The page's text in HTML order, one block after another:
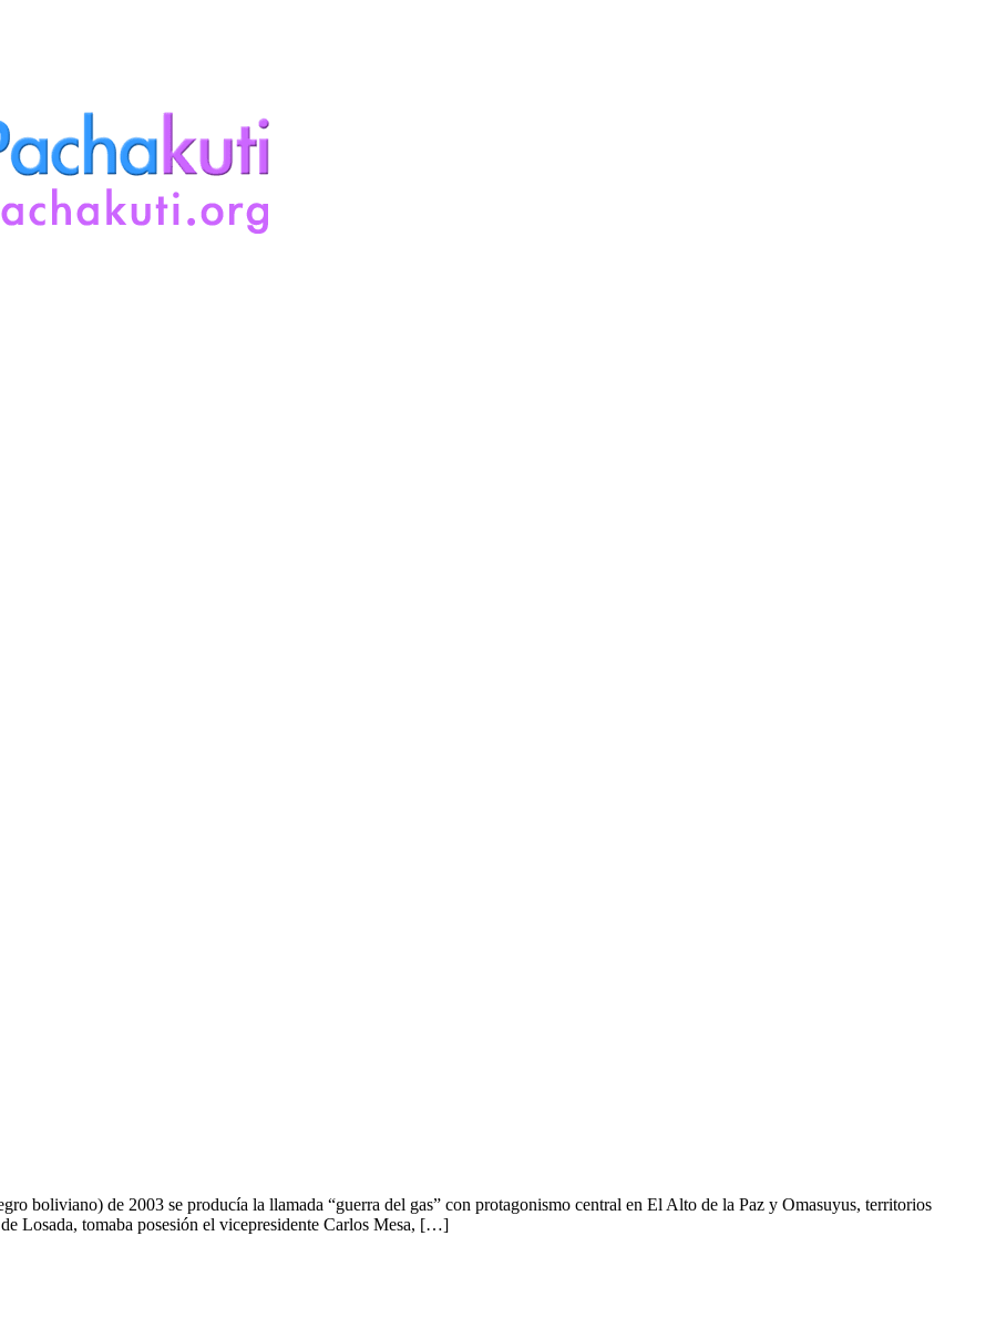
boliviano) de 2003 se producía la llamada “guerra del gas” con protagonismo central en El Alto de la Paz y Omasuyus, territorios
Losada, tomaba posesión el vicepresidente Carlos Mesa, […]